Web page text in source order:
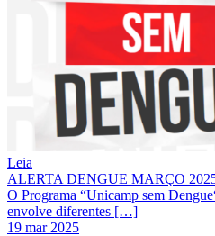
Leia
ALERTA DENGUE MARÇO
O Programa “Unicamp sem
envolve diferentes […]
19 mar 2025